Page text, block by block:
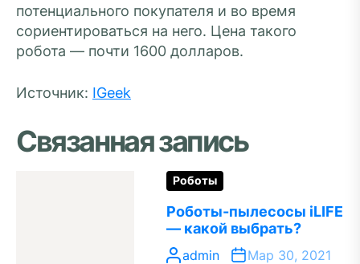
потенциального покупателя и во время
сориентироваться на него. Цена такого
робота — почти 1600 долларов.
Источник: IGeek
Связанная запись
Роботы
Роботы-пылесосы iLIFE
— какой выбрать?
admin Мар 30, 2021